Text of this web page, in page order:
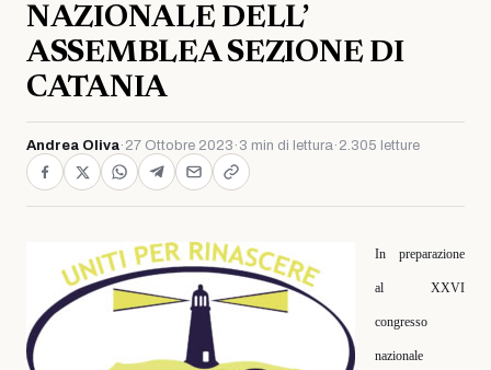
NAZIONALE DELL’
ASSEMBLEA SEZIONE DI
CATANIA
Andrea Oliva· 27 Ottobre 2023 · 3 min di lettura· 2.305 letture
In preparazione
al XXVI
congresso
nazionale